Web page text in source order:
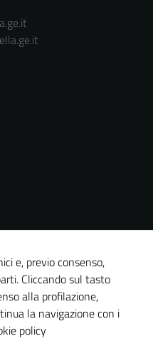
e, previo consenso,
Cliccando sul tasto
alla profilazione,
la navigazione con i
policy
Terze parti
utilizzati
anche per la
profilazione.
La
disabilitazione